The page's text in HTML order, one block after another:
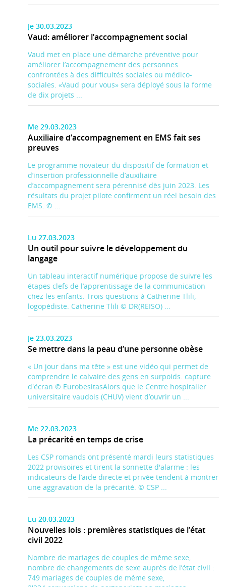
Je 30.03.2023
Vaud: améliorer l’accompagnement social
Vaud met en place une démarche préventive pour
améliorer l’accompagnement des personnes
confrontées à des difficultés sociales ou médico-
sociales. «Vaud pour vous» sera déployé sous la forme
de dix projets ...
Me 29.03.2023
Auxiliaire d’accompagnement en EMS fait ses
preuves
Le programme novateur du dispositif de formation et
d’insertion professionnelle d’auxiliaire
d’accompagnement sera pérennisé dès juin 2023. Les
résultats du projet pilote confirment un réel besoin des
EMS. © ...
Lu 27.03.2023
Un outil pour suivre le développement du
langage
Un tableau interactif numérique propose de suivre les
étapes clefs de l’apprentissage de la communication
chez les enfants. Trois questions à Catherine Tlili,
logopédiste. Catherine Tlili © DR(REISO) ...
Je 23.03.2023
Se mettre dans la peau d’une personne obèse
« Un jour dans ma tête » est une vidéo qui permet de
comprendre le calvaire des gens en surpoids. capture
d'écran © EurobesitasAlors que le Centre hospitalier
universitaire vaudois (CHUV) vient d’ouvrir un ...
Me 22.03.2023
La précarité en temps de crise
Les CSP romands ont présenté mardi leurs statistiques
2022 provisoires et tirent la sonnette d'alarme : les
indicateurs de l’aide directe et privée tendent à montrer
une aggravation de la précarité. © CSP ...
Lu 20.03.2023
Nouvelles lois : premières statistiques de l’état
civil 2022
Nombre de mariages de couples de même sexe,
nombre de changements de sexe auprès de l’état civil :
749 mariages de couples de même sexe,